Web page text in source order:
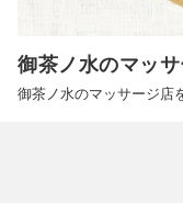
御茶ノ水のマッ
御茶ノ水のマッサージ店